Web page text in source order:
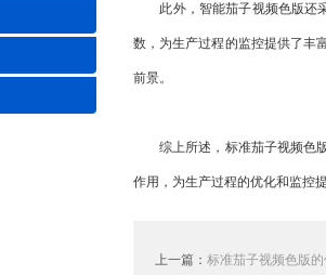
此外，智能茄子视频色版还采
数，为生产过程的监控提供了丰
前景。
综上所述，标准茄子视频色版
作用，为生产过程的优化和监控
上一篇： 标准茄子视频色版